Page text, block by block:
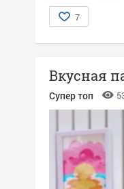
7
Вкусная
Супер топ